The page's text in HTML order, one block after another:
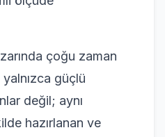
çoğu zaman
yalnızca güçlü
değil; aynı
hazırlanan ve